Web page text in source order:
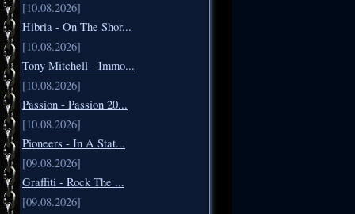
[10.08.2026]
Hibria - On The Shor...
[10.08.2026]
Tony Mitchell - Immo...
[10.08.2026]
Passion - Passion 20...
[10.08.2026]
Pioneers - In A Stat...
[09.08.2026]
Graffiti - Rock The ...
[09.08.2026]